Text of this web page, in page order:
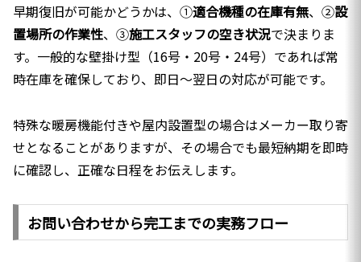
早期復旧が可能かどうかは、①適合機種の在庫有無、②設
置場所の作業性、③施工スタッフの空き状況で決まりま
す。一般的な壁掛け型（16号・20号・24号）であれば常
時在庫を確保しており、即日〜翌日の対応が可能です。
特殊な暖房機能付きや屋内設置型の場合はメーカー取り寄
せとなることがありますが、その場合でも最短納期を即時
に確認し、正確な日程をお伝えします。
お問い合わせから完工までの実務フロー